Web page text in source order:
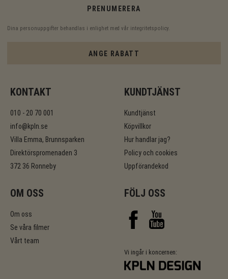
PRENUMERERA
Dina personuppgifter behandlas i enlighet med vår integritetspolicy
ANGE RABATT
KONTAKT
010 - 20 70 001
info@kpln.se
Villa Emma, Brunnsparken
Direktörspromenaden 3
372 36 Ronneby
KUNDTJÄNST
Kundtjänst
Köpvillkor
Hur handlar jag?
Policy och cookies
Uppförandekod
OM OSS
Om oss
Se våra filmer
Vårt team
FÖLJ OSS
Vi ingår i koncernen: